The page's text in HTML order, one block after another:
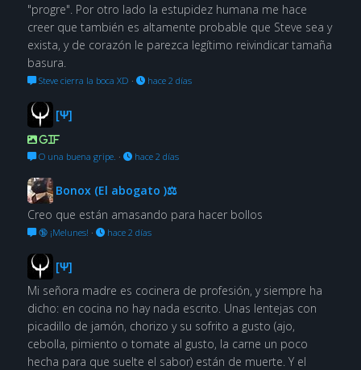
"progre". Por otro lado la estupidez humana me hace
creer que también es altamente probable que Steve sea y
exista, y de corazón le parezca legítimo reivindicar tamaña
basura.
Steve cierra la boca XD · hace 2 días
[Ψ]
GIF
O una buena gripe. · hace 2 días
Bonox (El abogato )⚖
Creo que están amasando para hacer bollos
🔞 ¡Melunes! · hace 2 días
[Ψ]
Mi señora madre es cocinera de profesión, y siempre ha
dicho: en cocina no hay nada escrito. Unas lentejas con
picadillo de jamón, chorizo y su sofrito a gusto (ajo,
cebolla, pimiento o tomate al gusto, la carne un poco
hecha para que suelte el sabor) están de muerte. Y el